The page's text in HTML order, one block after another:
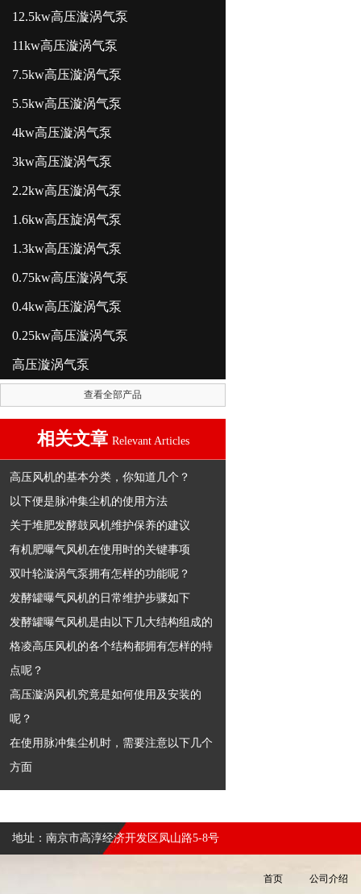
12.5kw高压漩涡气泵
11kw高压漩涡气泵
7.5kw高压漩涡气泵
5.5kw高压漩涡气泵
4kw高压漩涡气泵
3kw高压漩涡气泵
2.2kw高压漩涡气泵
1.6kw高压旋涡气泵
1.3kw高压漩涡气泵
0.75kw高压漩涡气泵
0.4kw高压漩涡气泵
0.25kw高压漩涡气泵
高压漩涡气泵
查看全部产品
相关文章 Relevant Articles
高压风机的基本分类，你知道几个？
以下便是脉冲集尘机的使用方法
关于堆肥发酵鼓风机维护保养的建议
有机肥曝气风机在使用时的关键事项
双叶轮漩涡气泵拥有怎样的功能呢？
发酵罐曝气风机的日常维护步骤如下
发酵罐曝气风机是由以下几大结构组成的
格凌高压风机的各个结构都拥有怎样的特
点呢？
高压漩涡风机究竟是如何使用及安装的
呢？
在使用脉冲集尘机时，需要注意以下几个
方面
地址：南京市高淳经济开发区凤山路5-8号
首页 公司介绍